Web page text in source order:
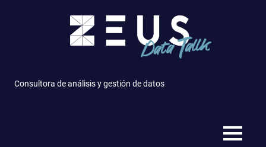
Consultora de análisis y gestión de datos
MENÚ